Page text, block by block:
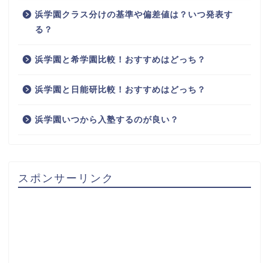
浜学園クラス分けの基準や偏差値は？いつ発表す
る？
浜学園と希学園比較！おすすめはどっち？
浜学園と日能研比較！おすすめはどっち？
浜学園いつから入塾するのが良い？
スポンサーリンク